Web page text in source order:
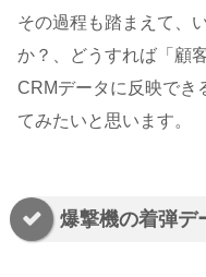
その過程も踏まえて、
か？、どうすれば「顧
CRMデータに反映でき
てみたいと思います。
爆撃機の着弾デ